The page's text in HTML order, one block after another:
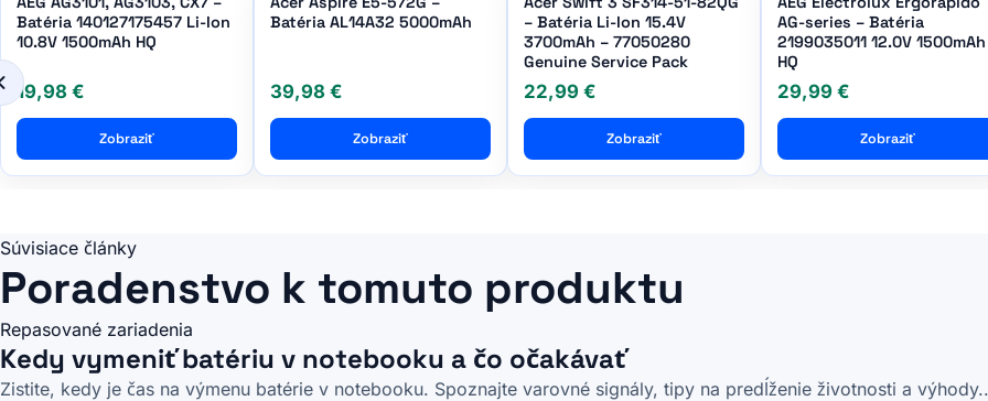
Batéria 140127175457 Li-Ion
10.8V 1500mAh HQ
19,98 €
Zobraziť
Batéria AL14A32 5000mAh
39,98 €
Zobraziť
– Batéria Li-Ion 15.4V
3700mAh – 77050280
Genuine Service Pack
22,99 €
Zobraziť
AG-series – Batéria
2199035011 12.0V 1500mAh
HQ
29,99 €
Zobraziť
Súvisiace články
Poradenstvo k tomuto produktu
Repasované zariadenia
Kedy vymeniť batériu v notebooku a čo očakávať
Zistite, kedy je čas na výmenu batérie v notebooku. Spoznajte varovné signály, tipy na predĺženie životnosti a